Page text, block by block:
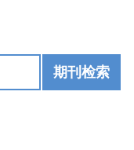
期刊检索